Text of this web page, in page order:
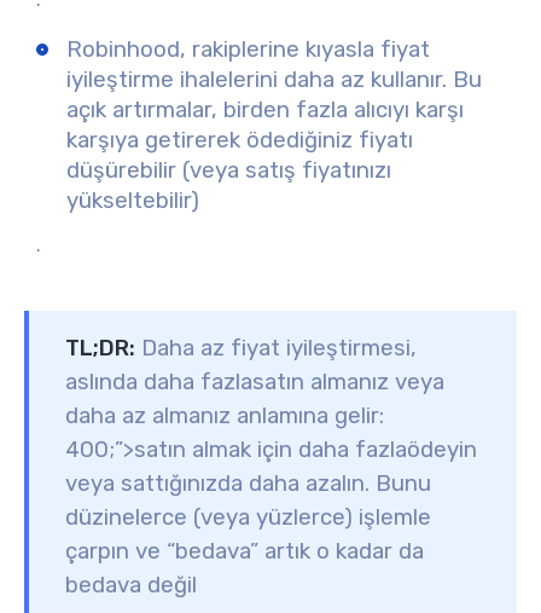
Robinhood, rakiplerine kıyasla fiyat
iyileştirme ihalelerini daha az kullanır. Bu
açık artırmalar, birden fazla alıcıyı karşı
karşıya getirerek ödediğiniz fiyatı
düşürebilir (veya satış fiyatınızı
yükseltebilir)
.
TL;DR: Daha az fiyat iyileştirmesi,
aslında daha fazlasatın almanız veya
daha az almanız anlamına gelir:
400;”>satın almak için daha fazlaödeyin
veya sattığınızda daha azalın. Bunu
düzinelerce (veya yüzlerce) işlemle
çarpın ve “bedava” artık o kadar da
bedava değil